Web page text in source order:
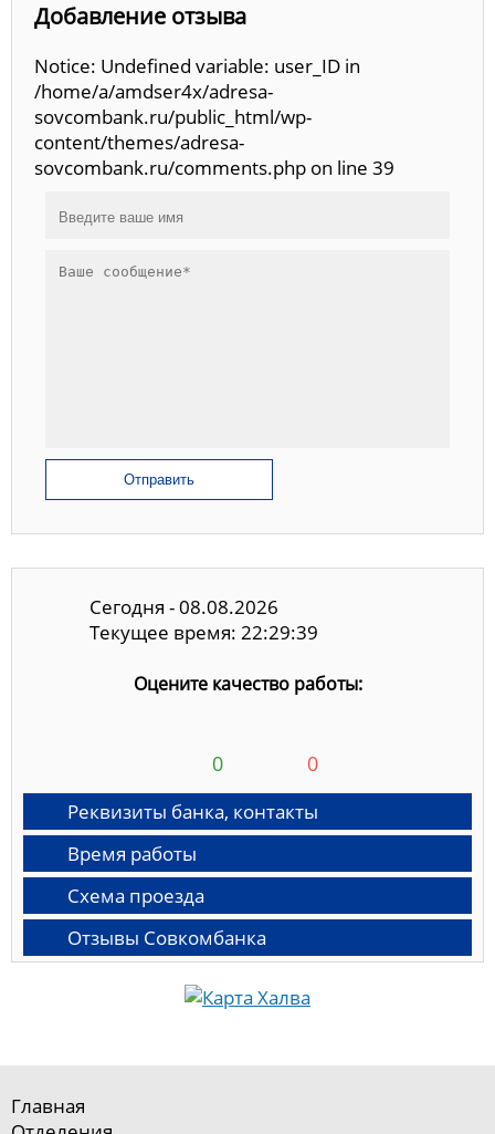
Добавление отзыва
Notice: Undefined variable: user_ID in
/home/a/amdser4x/adresa-
sovcombank.ru/public_html/wp-
content/themes/adresa-
sovcombank.ru/comments.php on line 39
Отправить
Сегодня - 08.08.2026
Текущее время: 22:29:39
Оцените качество работы:
0 0
Реквизиты банка, контакты
Время работы
Схема проезда
Отзывы Совкомбанка
Главная